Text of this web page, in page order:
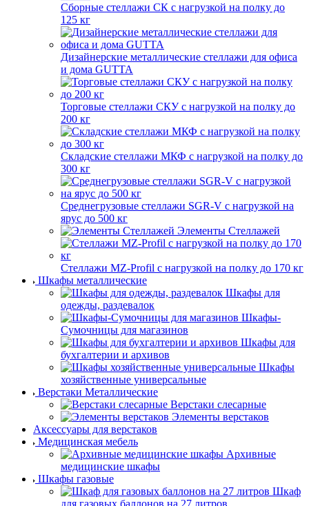
Сборные стеллажи СК с нагрузкой на полку до
125 кг
Дизайнерские металлические стеллажи для офиса
и дома GUTTA
Торговые стеллажи СКУ с нагрузкой на полку до
200 кг
Складские стеллажи МКФ с нагрузкой на полку до
300 кг
Среднегрузовые стеллажи SGR-V с нагрузкой на
ярус до 500 кг
Элементы Стеллажей
Стеллажи MZ-Profil с нагрузкой на полку до 170 кг
Шкафы металлические
Шкафы для
одежды, раздевалок
Шкафы-
Сумочницы для магазинов
Шкафы для
бухгалтерии и архивов
Шкафы
хозяйственные универсальные
Верстаки Металлические
Верстаки слесарные
Элементы верстаков
Аксессуары для верстаков
Медицинская мебель
Архивные
медицинские шкафы
Шкафы газовые
Шкаф
для газовых баллонов на 27 литров